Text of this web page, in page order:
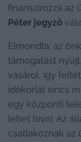
finanszírozza az
Péter jegyző
Elmondta: az
támogatást
vásárol, így
időkorlát sincs
egy központi
lehet hívni. Az
csatlakoznak az